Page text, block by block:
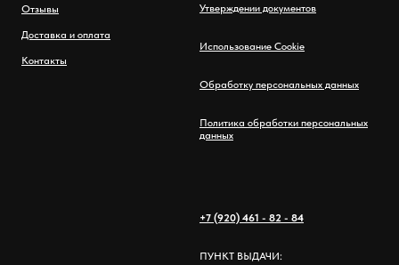
Отзывы
Доставка и оплата
Контакты
Утверждении документов
Использование Cookie
Обработку персональных данных
Политика обработки персональных
данных
+7 (920) 461 - 82 - 84
ПУНКТ ВЫДАЧИ: